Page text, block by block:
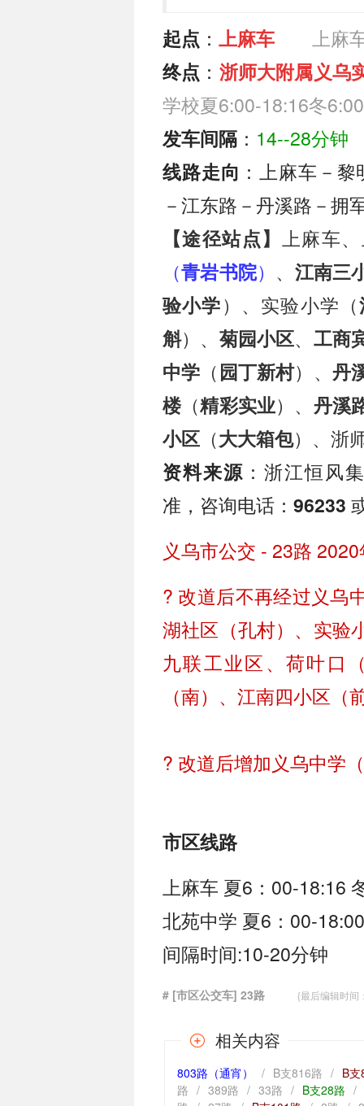
起点 ： 上麻车 上麻
终点 ： 浙师大附属义乌
学校夏6:00-18:16冬
发车间隔 ： 14--28分钟
线路走向 ：上麻车－
－江东路－丹溪路－拥
【途径站点】 上麻车
（青岩书院） 、 江南三
验小学）、实验小学（
斛）、 菊园小区、 工商
中学 （园丁新村）、 丹
楼（精彩实业）、 丹溪
小区 （大大箱包）、浙
资料来源 ：浙江恒风
准，咨询电话： 96233
义乌市公交 - 23路
? 改道后不再经过义乌
湖社区（孔村）、实验
九联工业区、荷叶口
（南）、江南四小区（
? 改道后增加义乌中学
市区线路
上麻车 夏6：00-18:16
北苑中学 夏6：00-
间隔时间:10-20分钟
# [市区公交车] 23路 {最后编辑时间
相关内容
803路（通宵） / B支816路 / B
路 / 389路 / 33路 / B支28路 /